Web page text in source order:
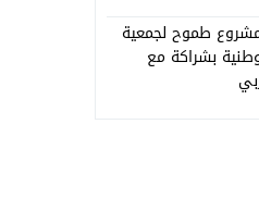
مشروع طموح لجمعية
بشراكة مع